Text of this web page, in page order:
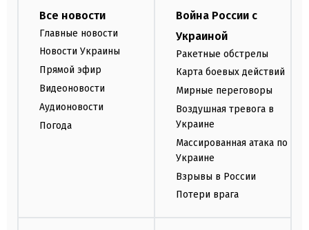
Все новости
Главные новости
Новости Украины
Прямой эфир
Видеоновости
Аудионовости
Погода
Война России с
Украиной
Ракетные обстрелы
Карта боевых действий
Мирные переговоры
Воздушная тревога в
Украине
Массированная атака по
Украине
Взрывы в России
Потери врага